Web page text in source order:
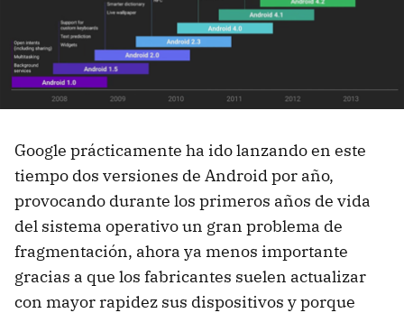
Google prácticamente ha ido lanzando en este
tiempo dos versiones de Android por año,
provocando durante los primeros años de vida
del sistema operativo un gran problema de
fragmentación, ahora ya menos importante
gracias a que los fabricantes suelen actualizar
con mayor rapidez sus dispositivos y porque